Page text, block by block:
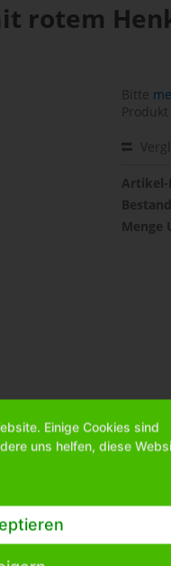
rotem
Bitte
Artikel-
Menge
Einige Cookies sind
uns helfen, diese